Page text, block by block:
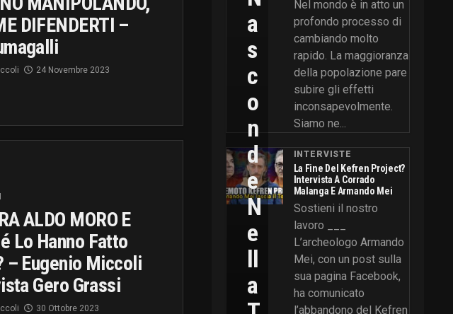
DIFENDERTI –
24 Novembre 2023
ALDO MORO E
Lo Hanno Fatto
– Eugenio Miccoli
Gero Grassi
30 Ottobre 2023
Nel mondo è in atto un
profondo processo di
cambiando molto
rapido. La maggioranza
della popolazione pare
subire gli effetti
inconsapevolmente.
Siamo ne...
INTERVISTE
La Fine Del Kefren Project?
Intervista A Corrado
Malanga E Armando Mei
Sostieni il nostro
lavoro ___
L’archeologo Armando
Mei, con un post sulla
sua pagina Facebook,
ha comunicato
l’abbandono del Kefren
A
S
C
O
N
D
E
N
E
Ll
A